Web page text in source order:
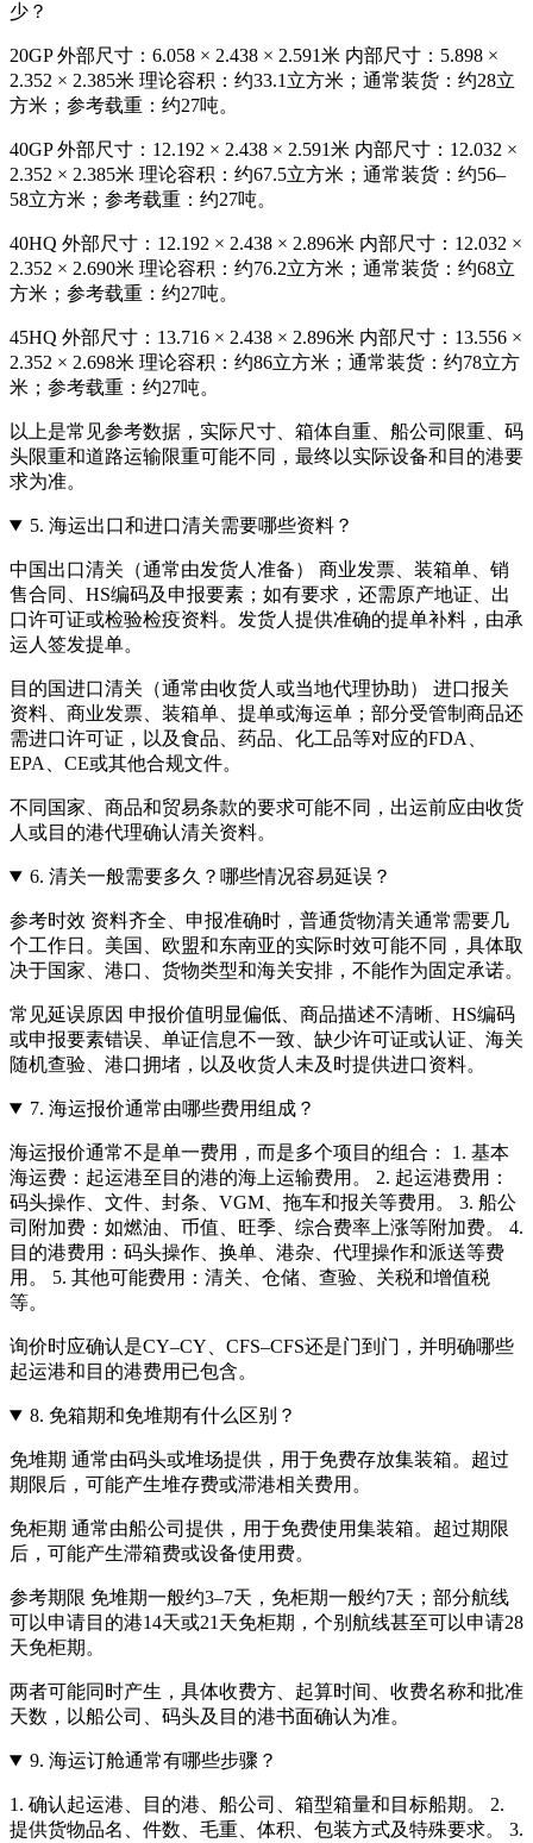
少？
20GP 外部尺寸：6.058 × 2.438 × 2.591米 内部尺寸：5.898 ×
2.352 × 2.385米 理论容积：约33.1立方米；通常装货：约28立
方米；参考载重：约27吨。
40GP 外部尺寸：12.192 × 2.438 × 2.591米 内部尺寸：12.032 ×
2.352 × 2.385米 理论容积：约67.5立方米；通常装货：约56–
58立方米；参考载重：约27吨。
40HQ 外部尺寸：12.192 × 2.438 × 2.896米 内部尺寸：12.032 ×
2.352 × 2.690米 理论容积：约76.2立方米；通常装货：约68立
方米；参考载重：约27吨。
45HQ 外部尺寸：13.716 × 2.438 × 2.896米 内部尺寸：13.556 ×
2.352 × 2.698米 理论容积：约86立方米；通常装货：约78立方
米；参考载重：约27吨。
以上是常见参考数据，实际尺寸、箱体自重、船公司限重、码
头限重和道路运输限重可能不同，最终以实际设备和目的港要
求为准。
5. 海运出口和进口清关需要哪些资料？
中国出口清关（通常由发货人准备） 商业发票、装箱单、销
售合同、HS编码及申报要素；如有要求，还需原产地证、出
口许可证或检验检疫资料。发货人提供准确的提单补料，由承
运人签发提单。
目的国进口清关（通常由收货人或当地代理协助） 进口报关
资料、商业发票、装箱单、提单或海运单；部分受管制商品还
需进口许可证，以及食品、药品、化工品等对应的FDA、
EPA、CE或其他合规文件。
不同国家、商品和贸易条款的要求可能不同，出运前应由收货
人或目的港代理确认清关资料。
6. 清关一般需要多久？哪些情况容易延误？
参考时效 资料齐全、申报准确时，普通货物清关通常需要几
个工作日。美国、欧盟和东南亚的实际时效可能不同，具体取
决于国家、港口、货物类型和海关安排，不能作为固定承诺。
常见延误原因 申报价值明显偏低、商品描述不清晰、HS编码
或申报要素错误、单证信息不一致、缺少许可证或认证、海关
随机查验、港口拥堵，以及收货人未及时提供进口资料。
7. 海运报价通常由哪些费用组成？
海运报价通常不是单一费用，而是多个项目的组合： 1. 基本
海运费：起运港至目的港的海上运输费用。 2. 起运港费用：
码头操作、文件、封条、VGM、拖车和报关等费用。 3. 船公
司附加费：如燃油、币值、旺季、综合费率上涨等附加费。 4.
目的港费用：码头操作、换单、港杂、代理操作和派送等费
用。 5. 其他可能费用：清关、仓储、查验、关税和增值税
等。
询价时应确认是CY–CY、CFS–CFS还是门到门，并明确哪些
起运港和目的港费用已包含。
8. 免箱期和免堆期有什么区别？
免堆期 通常由码头或堆场提供，用于免费存放集装箱。超过
期限后，可能产生堆存费或滞港相关费用。
免柜期 通常由船公司提供，用于免费使用集装箱。超过期限
后，可能产生滞箱费或设备使用费。
参考期限 免堆期一般约3–7天，免柜期一般约7天；部分航线
可以申请目的港14天或21天免柜期，个别航线甚至可以申请28
天免柜期。
两者可能同时产生，具体收费方、起算时间、收费名称和批准
天数，以船公司、码头及目的港书面确认为准。
9. 海运订舱通常有哪些步骤？
1. 确认起运港、目的港、船公司、箱型箱量和目标船期。 2.
提供货物品名、件数、毛重、体积、包装方式及特殊要求。 3.